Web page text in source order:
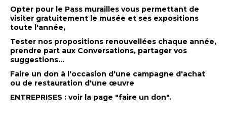
Opter pour le Pass murailles vous permettant de
visiter gratuitement le musée et ses expositions
toute l'année,
Tester nos propositions renouvellées chaque année,
prendre part aux Conversations, partager vos
suggestions...
Faire un don à l'occasion d'une campagne d'achat
ou de restauration d'une œuvre
ENTREPRISES : voir la page "faire un don".